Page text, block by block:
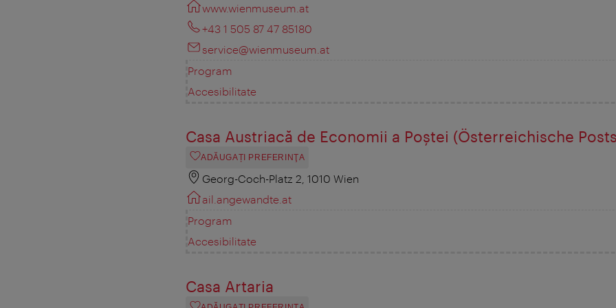
www.wienmuseum.at
+43 1 505 87 47 85180
service@wienmuseum.at
Program
Accesibilitate
Casa Austriacă de Economii a Poştei (Österreichische
ADĂUGAȚI PREFERINŢA
Georg-Coch-Platz 2, 1010 Wien
ail.angewandte.at
Program
Accesibilitate
Casa Artaria